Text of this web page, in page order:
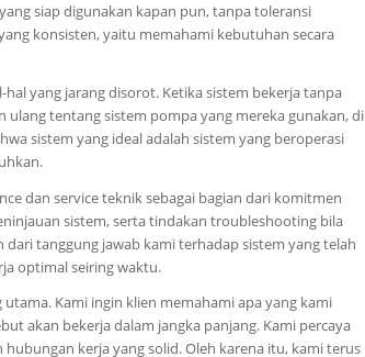
siap digunakan kapan pun, tanpa toleransi
konsisten, yaitu memahami kebutuhan secara
yang jarang disorot. Ketika sistem bekerja tanpa
tentang sistem pompa yang mereka gunakan, di
sistem yang ideal adalah sistem yang beroperasi
dan service teknik sebagai bagian dari komitmen
sistem, serta tindakan troubleshooting bila
tanggung jawab kami terhadap sistem yang telah
optimal seiring waktu.
Kami ingin klien memahami apa yang kami
akan bekerja dalam jangka panjang. Kami percaya
kerja yang solid. Oleh karena itu, kami terus